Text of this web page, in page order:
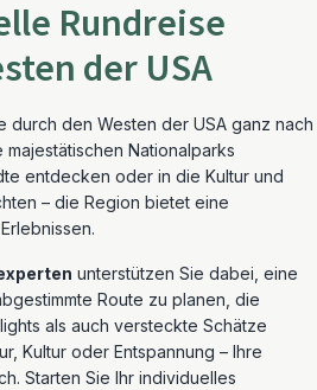
Rundreise
der USA
durch den Westen der USA ganz nach
Nationalparks
entdecken oder in die Kultur und
– die Region bietet eine
unterstützen Sie dabei, eine
Route zu planen, die
als auch versteckte Schätze
Kultur oder Entspannung – Ihre
Starten Sie Ihr individuelles